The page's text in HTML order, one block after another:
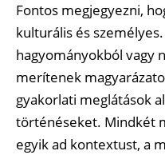
Fontos megjegyezni,
kulturális és
hagyományokból vagy
merítenek
gyakorlati meglátások
történéseket. Mindkét
egyik ad kontextust, a